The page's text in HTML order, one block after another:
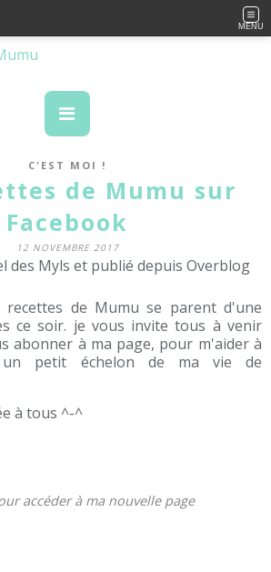
MENU
C'EST MOI !
de Mumu sur
Facebook
12 NOVEMBRE 2017
des Myls et publié depuis Overblog
recettes de Mumu se parent d'une
ce soir. je vous invite tous à venir
abonner à ma page, pour m'aider à
un petit échelon de ma vie de
à tous ^-^
accéder à ma nouvelle page